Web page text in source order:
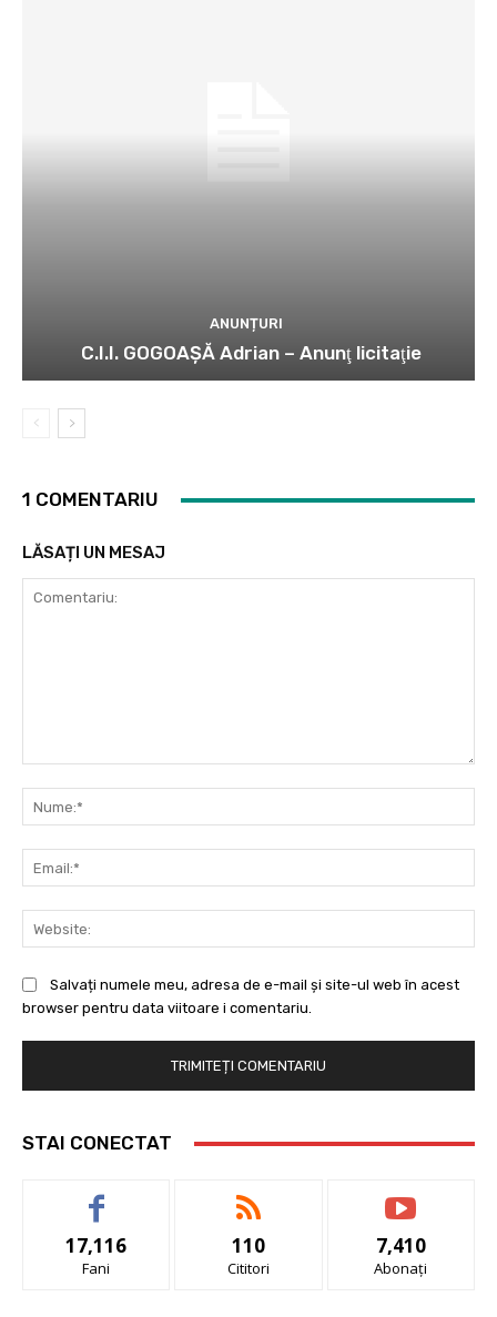
ANUNȚURI
C.I.I. GOGOAŞĂ Adrian – Anunţ licitaţie
1 COMENTARIU
LĂSAȚI UN MESAJ
Salvați numele meu, adresa de e-mail și site-ul web în acest
browser pentru data viitoare i comentariu.
STAI CONECTAT
17,116
Fani
110
Cititori
7,410
Abonați